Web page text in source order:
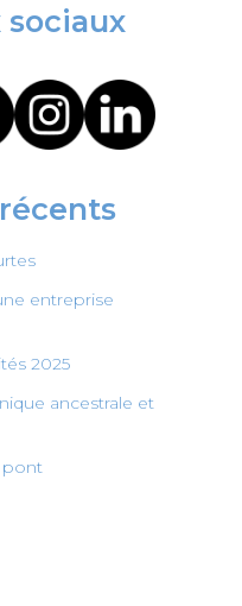
sociaux
entreprise
2025
ancestrale et
pont